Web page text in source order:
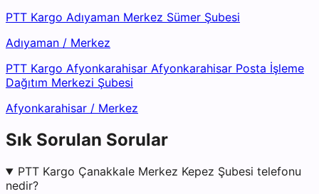
PTT Kargo Adıyaman Merkez Sümer Şubesi
Adıyaman / Merkez
PTT Kargo Afyonkarahisar Afyonkarahisar Posta İşleme
Dağıtım Merkezi Şubesi
Afyonkarahisar / Merkez
Sık Sorulan Sorular
PTT Kargo Çanakkale Merkez Kepez Şubesi telefonu
nedir?